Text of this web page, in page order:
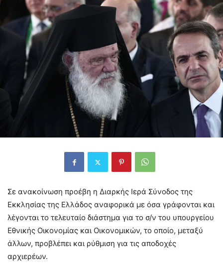
Σε ανακοίνωση προέβη η Διαρκής Ιερά Σύνοδος της
Εκκλησίας της Ελλάδος αναφορικά με όσα γράφονται και
λέγονται το τελευταίο διάστημα για το σ/ν του υπουργείου
Εθνικής Οικονομίας και Οικονομικών, το οποίο, μεταξύ
άλλων, προβλέπει και ρύθμιση για τις αποδοχές
αρχιερέων.